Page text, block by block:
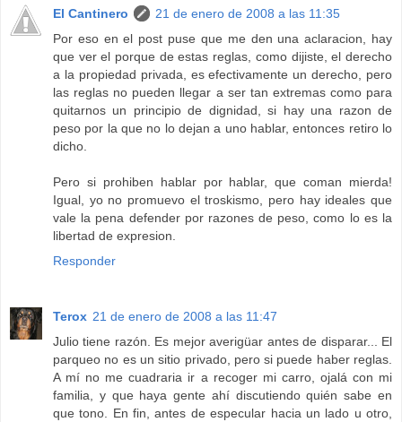
El Cantinero
21 de enero de 2008 a las 11:35
Por eso en el post puse que me den una aclaracion, hay
que ver el porque de estas reglas, como dijiste, el derecho
a la propiedad privada, es efectivamente un derecho, pero
las reglas no pueden llegar a ser tan extremas como para
quitarnos un principio de dignidad, si hay una razon de
peso por la que no lo dejan a uno hablar, entonces retiro lo
dicho.
Pero si prohiben hablar por hablar, que coman mierda!
Igual, yo no promuevo el troskismo, pero hay ideales que
vale la pena defender por razones de peso, como lo es la
libertad de expresion.
Responder
Terox 21 de enero de 2008 a las 11:47
Julio tiene razón. Es mejor averigüar antes de disparar... El
parqueo no es un sitio privado, pero si puede haber reglas.
A mí no me cuadraria ir a recoger mi carro, ojalá con mi
familia, y que haya gente ahí discutiendo quién sabe en
que tono. En fin, antes de especular hacia un lado u otro,